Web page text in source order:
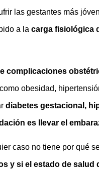
las gestantes más
a la carga fisiológica
complicaciones
obesidad,
diabetes gestacional,
es llevar el
caso no tiene por qué
y si el estado de salud